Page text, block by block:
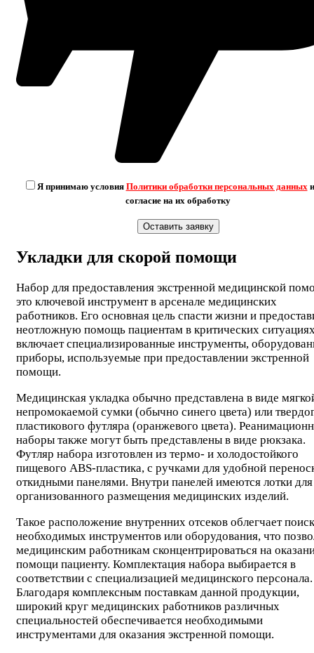
Я принимаю условия Политики обработки персональных данных
согласие на их обработку
Укладки для скорой помощи
Набор для предоставления экстренной медицинской
это ключевой инструмент в арсенале медицинских
работников. Его основная цель спасти жизни и
неотложную помощь пациентам в критических
включает специализированные инструменты,
приборы, используемые при предоставлении экстренной
помощи.
Медицинская укладка обычно представлена ​​в виде
непромокаемой сумки (обычно синего цвета) или
пластикового футляра (оранжевого цвета).
наборы также могут быть представлены в виде рюкзака.
Футляр набора изготовлен из термо- и холодостойкого
пищевого ABS-пластика, с ручками для удобной
откидными панелями. Внутри панелей имеются лотки для
организованного размещения медицинских изделий.
Такое расположение внутренних отсеков облегчает поиск
необходимых инструментов или оборудования, что
медицинским работникам сконцентрироваться на
помощи пациенту. Комплектация набора выбирается в
соответствии с специализацией медицинского персонала.
Благодаря комплексным поставкам данной продукции,
широкий круг медицинских работников различных
специальностей обеспечивается необходимыми
инструментами для оказания экстренной помощи.